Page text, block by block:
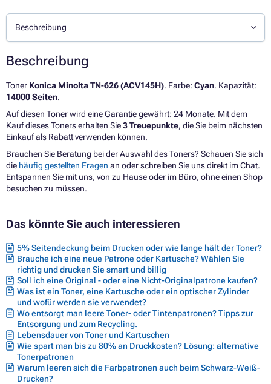
Beschreibung
Beschreibung
Toner Konica Minolta TN-626 (ACV145H). Farbe: Cyan. Kapazität:
14000 Seiten.
Auf diesen Toner wird eine Garantie gewährt: 24 Monate. Mit dem
Kauf dieses Toners erhalten Sie3 Treuepunkte, die Sie beim nächsten
Einkauf als Rabatt verwenden können.
Brauchen Sie Beratung bei der Auswahl des Toners? Schauen Sie sich
die häufig gestellten Fragen an oder schreiben Sie uns direkt im Chat.
Entspannen Sie mit uns, von zu Hause oder im Büro, ohne einen Shop
besuchen zu müssen.
Das könnte Sie auch interessieren
5% Seitendeckung beim Drucken oder wie lange hält der Toner?
Brauche ich eine neue Patrone oder Kartusche? Wählen Sie
richtig und drucken Sie smart und billig
Soll ich eine Original - oder eine Nicht-Originalpatrone kaufen?
Was ist ein Toner, eine Kartusche oder ein optischer Zylinder
und wofür werden sie verwendet?
Wo entsorgt man leere Toner- oder Tintenpatronen? Tipps zur
Entsorgung und zum Recycling.
Lebensdauer von Toner und Kartuschen
Wie spart man bis zu 80% an Druckkosten? Lösung: alternative
Tonerpatronen
Warum leeren sich die Farbpatronen auch beim Schwarz-Weiß-
Drucken?